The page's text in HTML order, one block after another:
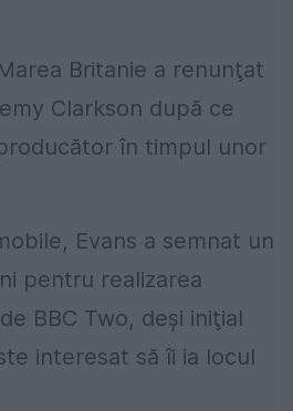
Britanie a renunţat
Clarkson după ce
în timpul unor
Evans a semnat un
pentru realizarea
BBC Two, deşi iniţial
interesat să îi ia locul